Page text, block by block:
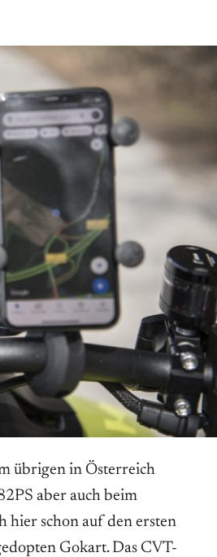
übrigen in Österreich
aber auch beim
hier schon auf den ersten
Gokart. Das CVT-